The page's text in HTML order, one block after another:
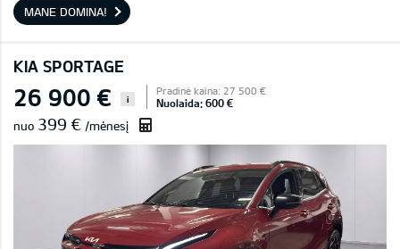
MANE DOMINA!
KIA SPORTAGE
26 900 € i
Pradinė kaina: 27 500 €
Nuolaida: 600 €
nuo 399 € /mėnesį